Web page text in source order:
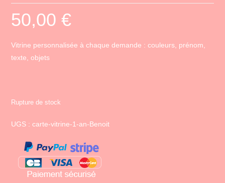
50,00€
Vitrine personnalisée à chaque demande : couleurs, prénom,
texte, objets
Rupture de stock
UGS :carte-vitrine-1-an-Benoit